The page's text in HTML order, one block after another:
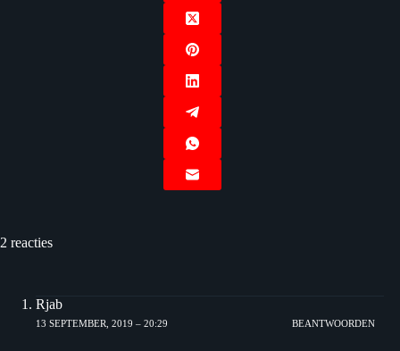
2 reacties
Rjab
13 SEPTEMBER, 2019 – 20:29 BEANTWOORDEN